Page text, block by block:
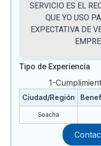
SERVICIO ES EL
QUE YO USO
EXPECTATIVA DE
Tipo de Experiencia
1-
Ciudad/Región
Soacha